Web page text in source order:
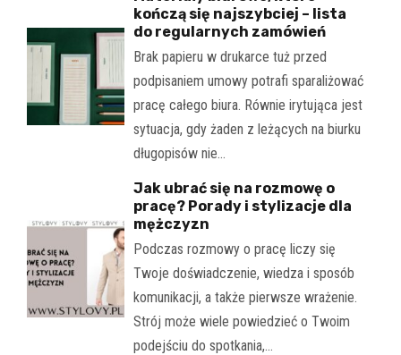
kończą się najszybciej – lista
do regularnych zamówień
Brak papieru w drukarce tuż przed
podpisaniem umowy potrafi sparaliżować
pracę całego biura. Równie irytująca jest
sytuacja, gdy żaden z leżących na biurku
długopisów nie…
Jak ubrać się na rozmowę o
pracę? Porady i stylizacje dla
mężczyzn
Podczas rozmowy o pracę liczy się
Twoje doświadczenie, wiedza i sposób
komunikacji, a także pierwsze wrażenie.
Strój może wiele powiedzieć o Twoim
podejściu do spotkania,…